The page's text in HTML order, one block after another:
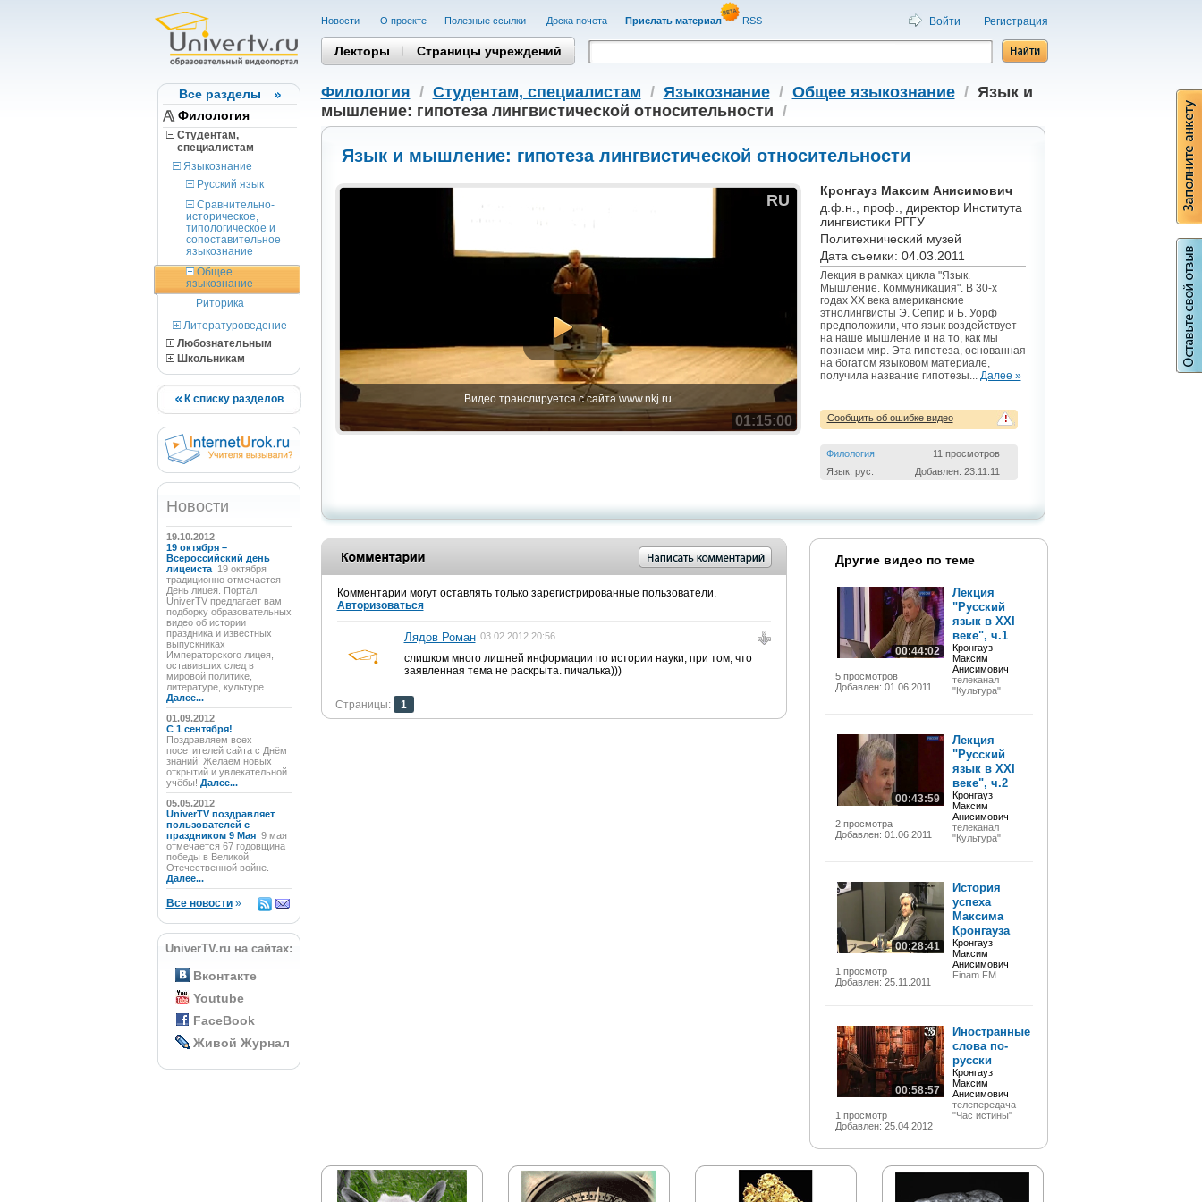
Все разделы
Филология
Студентам,
cпециалистам
Языкознание
Русский язык
Сравнительно-
историческое,
типологическое и
сопоставительное
языкознание
Общее
языкознание
Риторика
Литературоведение
Любознательным
Школьникам
К списку разделов
Новости
19.10.2012
19 октября –
Всероссийский день
лицеиста 19 октября
традиционно отмечается
День лицея. Портал
UniverTV предлагает вам
подборку образовательных
видео об истории
праздника и известных
выпускниках
Императорского лицея,
оставивших след в
мировой политике,
литературе, культуре.
Далее...
01.09.2012
C 1 сентября!
Поздравляем всех
посетителей сайта с Днём
знаний! Желаем новых
открытий и увлекательной
учёбы! Далее...
05.05.2012
UniverTV поздравляет
пользователей с
праздником 9 Мая 9 мая
отмечается 67 годовщина
победы в Великой
Отечественной войне.
Далее...
Все новости»
UniverTV.ru на сайтах:
Вконтакте
Youtube
FaceBook
Живой Журнал
Новости О проекте Полезные cсылки Доска почета Прислать материал RSS Войти Регистрация
Лекторы Страницы учреждений
Филология / Студентам, cпециалистам / Языкознание/ Общее языкознание/ Язык и
мышление: гипотеза лингвистической относительности /
Язык и мышление: гипотеза лингвистической относительности
RU
01:15:00
Видео транслируется с сайта www.nkj.ru
Кронгауз Максим Анисимович
д.ф.н., проф., директор Института
лингвистики РГГУ
Политехнический музей
Дата съемки: 04.03.2011
Лекция в рамках цикла "Язык.
Мышление. Коммуникация". В 30-х
годах XX века американские
этнолингвисты Э. Сепир и Б. Уорф
предположили, что язык воздействует
на наше мышление и на то, как мы
познаем мир. Эта гипотеза, основанная
на богатом языковом материале,
получила название гипотезы... Далее »
!
Сообщить об ошибке видео
Филология
11 просмотров
Язык: рус.
Добавлен: 23.11.11
Комментарии могут оставлять только зарегистрированные пользователи.
Авторизоваться
Лядов Роман 03.02.2012 20:56
слишком много лишней информации по истории науки, при том, что
заявленная тема не раскрыта. пичалька)))
Страницы: 1
Другие видео по теме
00:44:02
5 просмотров
Добавлен: 01.06.2011
Лекция
"Русский
язык в XXI
веке", ч.1
Кронгауз
Максим
Анисимович
телеканал
"Культура"
00:43:59
2 просмотра
Добавлен: 01.06.2011
Лекция
"Русский
язык в XXI
веке", ч.2
Кронгауз
Максим
Анисимович
телеканал
"Культура"
00:28:41
1 просмотр
Добавлен: 25.11.2011
История
успеха
Максима
Кронгауза
Кронгауз
Максим
Анисимович
Finam FM
00:58:57
1 просмотр
Добавлен: 25.04.2012
Иностранные
слова по-
русски
Кронгауз
Максим
Анисимович
телепередача
"Час истины"